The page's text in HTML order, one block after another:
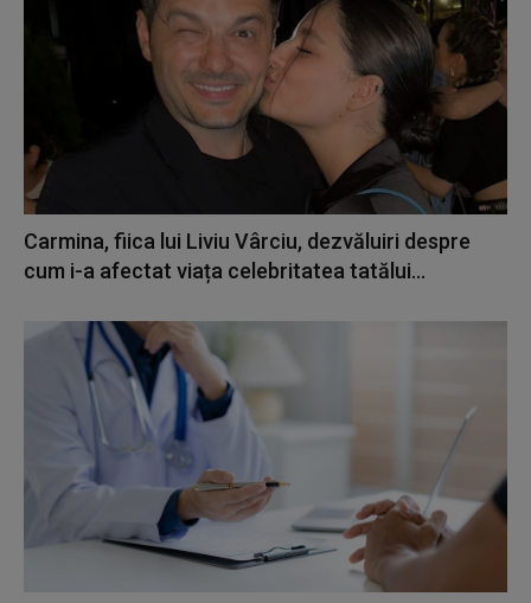
Carmina, fiica lui Liviu Vârciu, dezvăluiri despre
cum i-a afectat viața celebritatea tatălui...